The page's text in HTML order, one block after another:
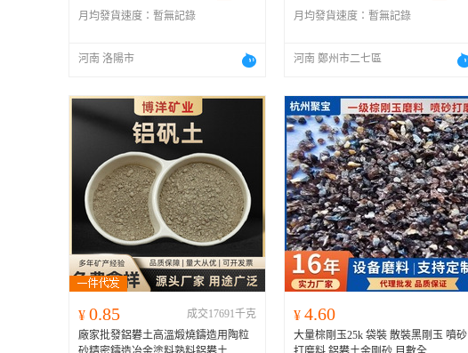
月均發貨速度： 暫無記錄
河南 洛陽市
月均發貨速度： 暫無記錄
河南 鄭州市二七區
¥ 0.85
成交17691千克
廠家批發鋁礬土高溫煅燒鑄造用陶粒
¥ 4.60
大量棕剛玉25k 袋裝 散裝黑剛玉 噴砂